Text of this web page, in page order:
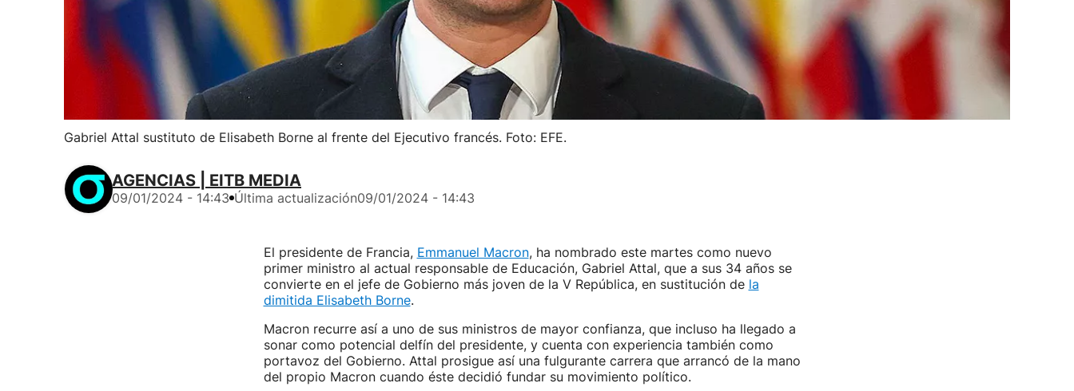
Gabriel Attal sustituto de Elisabeth Borne al frente del Ejecutivo francés. Foto: EFE.
AGENCIAS | EITB MEDIA
09/01/2024 - 14:43 Última actualización09/01/2024 - 14:43
El presidente de Francia, Emmanuel Macron, ha nombrado este martes como nuevo
primer ministro al actual responsable de Educación, Gabriel Attal, que a sus 34 años se
convierte en el jefe de Gobierno más joven de la V República, en sustitución de la
dimitida Elisabeth Borne.
Macron recurre así a uno de sus ministros de mayor confianza, que incluso ha llegado a
sonar como potencial delfín del presidente, y cuenta con experiencia también como
portavoz del Gobierno. Attal prosigue así una fulgurante carrera que arrancó de la mano
del propio Macron cuando éste decidió fundar su movimiento político.